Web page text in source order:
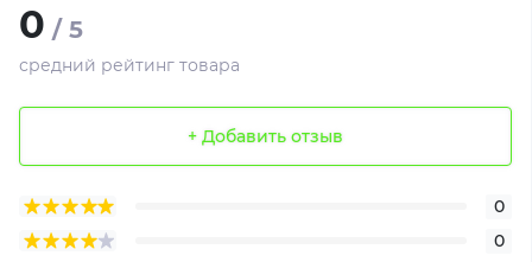
0 / 5
средний рейтинг товара
+ Добавить отзыв
0
0